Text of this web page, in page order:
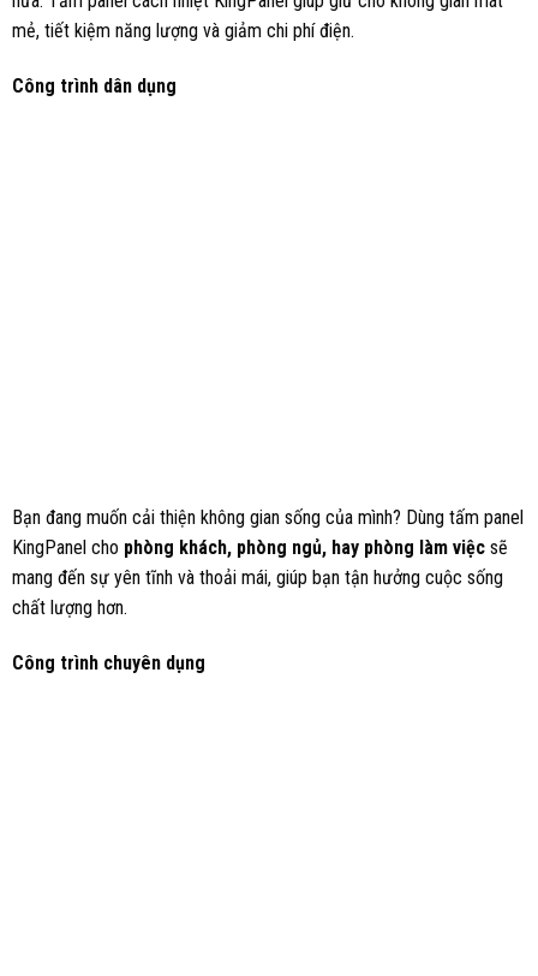
mẻ, tiết kiệm năng lượng và giảm chi phí điện.
Công trình dân dụng
Bạn đang muốn cải thiện không gian sống của mình? Dùng tấm panel
KingPanel cho phòng khách, phòng ngủ, hay phòng làm việc sẽ
mang đến sự yên tĩnh và thoải mái, giúp bạn tận hưởng cuộc sống
chất lượng hơn.
Công trình chuyên dụng